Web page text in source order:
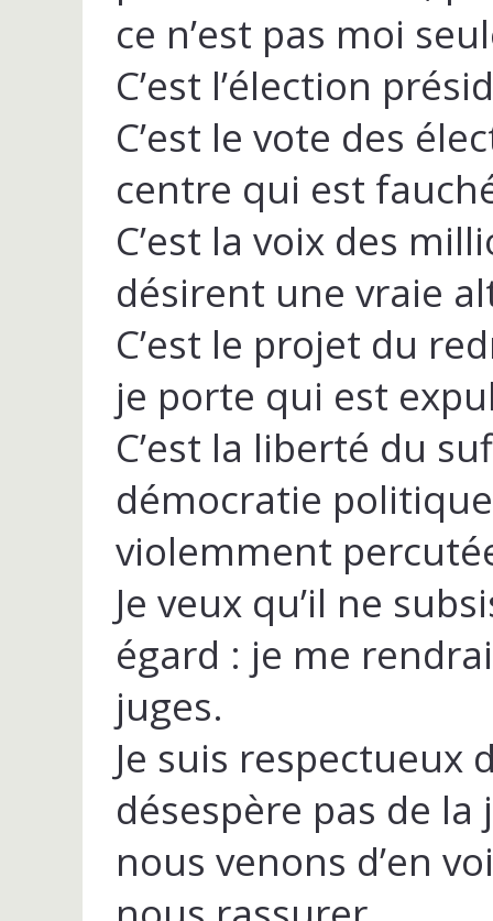
ce n’est pas moi
C’est l’élection
C’est le vote des
centre qui est
C’est la voix des
désirent une vraie
C’est le projet du
je porte qui est
C’est la liberté du
démocratie
violemment
Je veux qu’il ne
égard : je me
juges.
Je suis respectueux
désespère pas de
nous venons d’en